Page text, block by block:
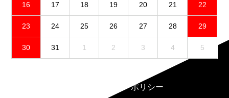
16 17 18 19 20 21 22
23 24 25 26 27 28 29
30 31 1 2 3 4 5
プライバシーポリシー